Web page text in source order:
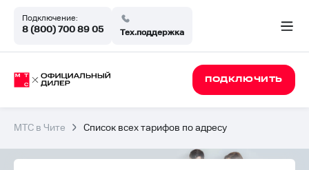
Подключение:
8 (800) 700 89 05 Тех.поддержка
ПОДКЛЮЧИТЬ
МТС в Чите Список всех тарифов по адресу